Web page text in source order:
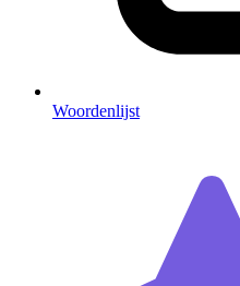
Woordenlijst